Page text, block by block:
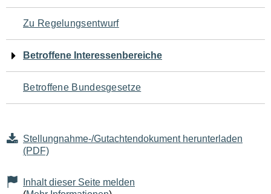
für
den
Seiteninhalt
Zu Regelungsentwurf
Betroffene Interessenbereiche
Betroffene Bundesgesetze
Stellungnahme-/Gutachtendokument herunterladen
(PDF)
Inhalt dieser Seite melden